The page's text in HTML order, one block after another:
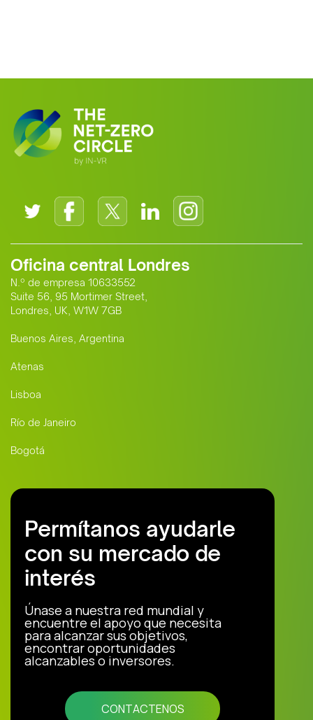
Oficina central Londres
N.º de empresa 10633552
Suite 56, 95 Mortimer Street,
Londres, UK, W1W 7GB
Buenos Aires, Argentina
Atenas
Lisboa
Río de Janeiro
Bogotá
Permítanos ayudarle
con su mercado de
interés
Únase a nuestra red mundial y
encuentre el apoyo que necesita
para alcanzar sus objetivos,
encontrar oportunidades
alcanzables o inversores.
CONTACTENOS